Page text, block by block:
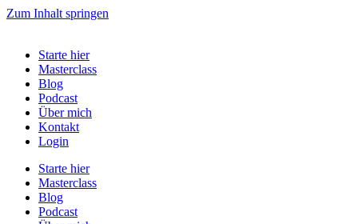
Zum Inhalt springen
Starte hier
Masterclass
Blog
Podcast
Über mich
Kontakt
Login
Starte hier
Masterclass
Blog
Podcast